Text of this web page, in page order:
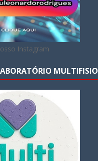
Instagram
MULTIFISIO